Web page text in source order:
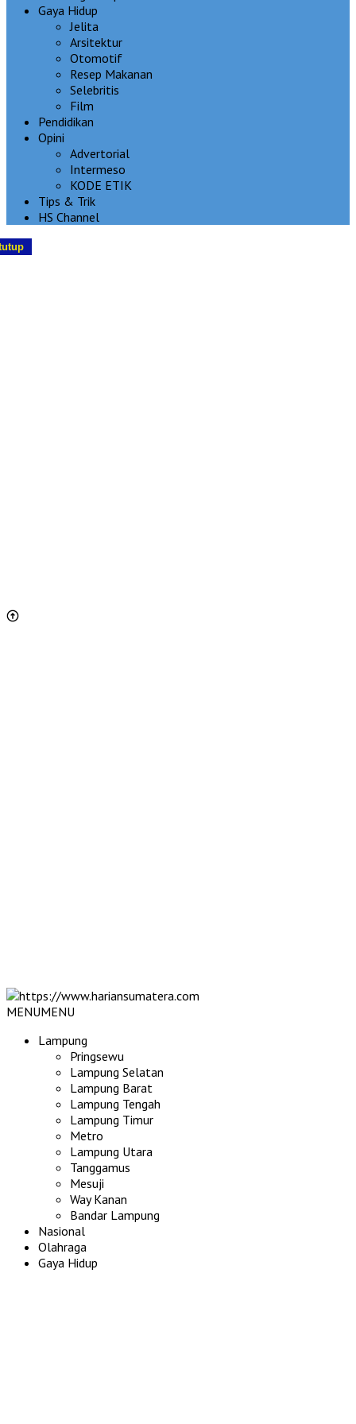
Gaya Hidup
Jelita
Arsitektur
Otomotif
Resep Makanan
Selebritis
Film
Pendidikan
Opini
Advertorial
Intermeso
KODE ETIK
Tips & Trik
HS Channel
MENUMENU
Lampung
Pringsewu
Lampung Selatan
Lampung Barat
Lampung Tengah
Lampung Timur
Metro
Lampung Utara
Tanggamus
Mesuji
Way Kanan
Bandar Lampung
Nasional
Olahraga
Gaya Hidup